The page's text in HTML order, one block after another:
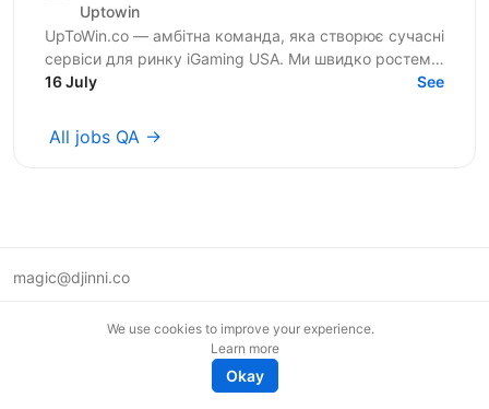
Uptowin
UpToWin.co — амбітна команда, яка створює сучасні
сервіси для ринку iGaming USA. Ми швидко ростемо
і шукаємо людей, які хочуть розвиватися разом з
16 July See
All jobs QA →
magic@djinni.co
We use cookies to improve your experience.
Learn more
Okay